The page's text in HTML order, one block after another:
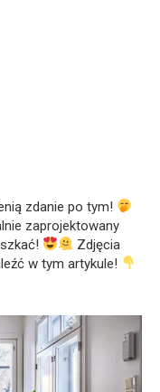
zdanie po tym!
zaprojektowany
Zdjęcia
w tym artykule!